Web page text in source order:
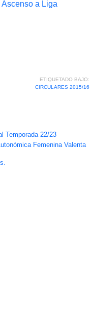
a Liga
ETIQUETADO BAJO:
CIRCULARES 2015/16
Temporada 22/23
Femenina Valenta